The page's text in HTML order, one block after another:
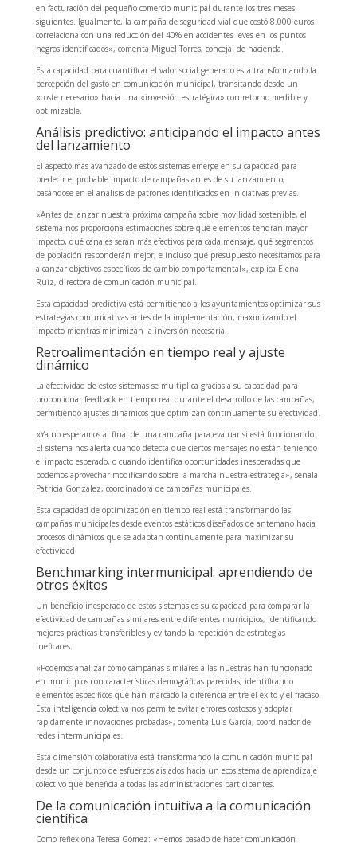
en facturación del pequeño comercio municipal durante los tres meses
siguientes. Igualmente, la campaña de seguridad vial que costó 8.000 euros
correlaciona con una reducción del 40% en accidentes leves en los puntos
negros identificados», comenta Miguel Torres, concejal de hacienda.
Esta capacidad para cuantificar el valor social generado está transformando la
percepción del gasto en comunicación municipal, transitando desde un
«coste necesario» hacia una «inversión estratégica» con retorno medible y
optimizable.
Análisis predictivo: anticipando el impacto antes
del lanzamiento
El aspecto más avanzado de estos sistemas emerge en su capacidad para
predecir el probable impacto de campañas antes de su lanzamiento,
basándose en el análisis de patrones identificados en iniciativas previas.
«Antes de lanzar nuestra próxima campaña sobre movilidad sostenible, el
sistema nos proporciona estimaciones sobre qué elementos tendrán mayor
impacto, qué canales serán más efectivos para cada mensaje, qué segmentos
de población responderán mejor, e incluso qué presupuesto necesitamos para
alcanzar objetivos específicos de cambio comportamental», explica Elena
Ruiz, directora de comunicación municipal.
Esta capacidad predictiva está permitiendo a los ayuntamientos optimizar sus
estrategias comunicativas antes de la implementación, maximizando el
impacto mientras minimizan la inversión necesaria.
Retroalimentación en tiempo real y ajuste
dinámico
La efectividad de estos sistemas se multiplica gracias a su capacidad para
proporcionar feedback en tiempo real durante el desarrollo de las campañas,
permitiendo ajustes dinámicos que optimizan continuamente su efectividad.
«Ya no esperamos al final de una campaña para evaluar si está funcionando.
El sistema nos alerta cuando detecta que ciertos mensajes no están teniendo
el impacto esperado, o cuando identifica oportunidades inesperadas que
podemos aprovechar modificando sobre la marcha nuestra estrategia», señala
Patricia González, coordinadora de campañas municipales.
Esta capacidad de optimización en tiempo real está transformando las
campañas municipales desde eventos estáticos diseñados de antemano hacia
procesos dinámicos que se adaptan continuamente para maximizar su
efectividad.
Benchmarking intermunicipal: aprendiendo de
otros éxitos
Un beneficio inesperado de estos sistemas es su capacidad para comparar la
efectividad de campañas similares entre diferentes municipios, identificando
mejores prácticas transferibles y evitando la repetición de estrategias
ineficaces.
«Podemos analizar cómo campañas similares a las nuestras han funcionado
en municipios con características demográficas parecidas, identificando
elementos específicos que han marcado la diferencia entre el éxito y el fracaso.
Esta inteligencia colectiva nos permite evitar errores costosos y adoptar
rápidamente innovaciones probadas», comenta Luis García, coordinador de
redes intermunicipales.
Esta dimensión colaborativa está transformando la comunicación municipal
desde un conjunto de esfuerzos aislados hacia un ecosistema de aprendizaje
colectivo que beneficia a todas las administraciones participantes.
De la comunicación intuitiva a la comunicación
científica
Como reflexiona Teresa Gómez: «Hemos pasado de hacer comunicación